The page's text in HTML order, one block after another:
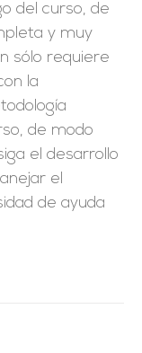
del curso, de
y muy
sólo requiere
la
de modo
el desarrollo
el
de ayuda